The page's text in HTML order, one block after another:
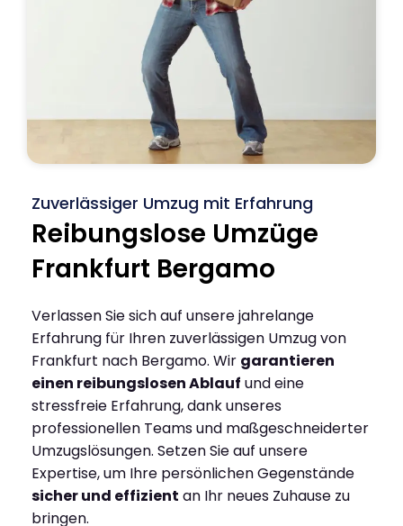
Zuverlässiger Umzug mit Erfahrung
Reibungslose Umzüge
Frankfurt Bergamo
Verlassen Sie sich auf unsere jahrelange
Erfahrung für Ihren zuverlässigen Umzug von
Frankfurt nach Bergamo. Wir garantieren
einen reibungslosen Ablauf und eine
stressfreie Erfahrung, dank unseres
professionellen Teams und maßgeschneiderter
Umzugslösungen. Setzen Sie auf unsere
Expertise, um Ihre persönlichen Gegenstände
sicher und effizient an Ihr neues Zuhause zu
bringen.